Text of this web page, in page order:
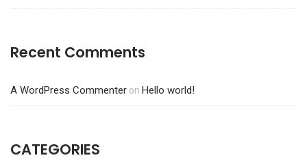
Recent Comments
A WordPress Commenter on Hello world!
CATEGORIES